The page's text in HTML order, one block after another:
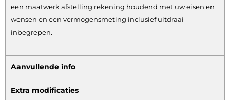
een maatwerk afstelling rekening houdend met uw eisen en
wensen en een vermogensmeting inclusief uitdraai
inbegrepen.
Aanvullende info
Extra modificaties